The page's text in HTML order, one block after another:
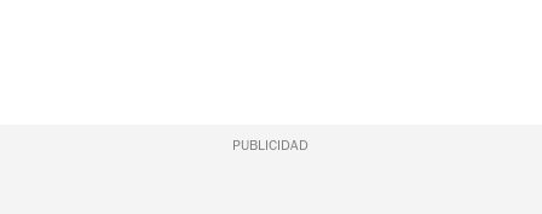
PUBLICIDAD